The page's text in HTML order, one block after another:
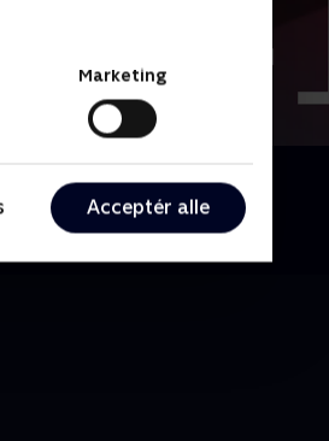
Marketing
Acceptér alle
& Magasiner